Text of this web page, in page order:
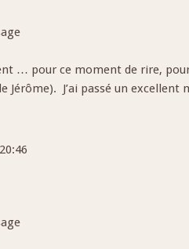
… pour ce moment de rire,
Jérôme). J’ai passé un